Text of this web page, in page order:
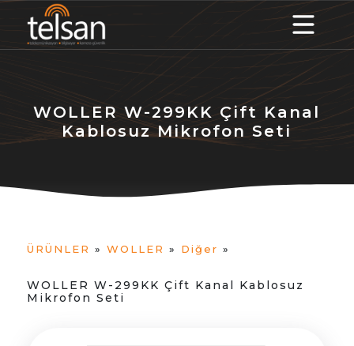
WOLLER W-299KK Çift Kanal
Kablosuz Mikrofon Seti
ÜRÜNLER » WOLLER » Diğer »
WOLLER W-299KK Çift Kanal Kablosuz
Mikrofon Seti